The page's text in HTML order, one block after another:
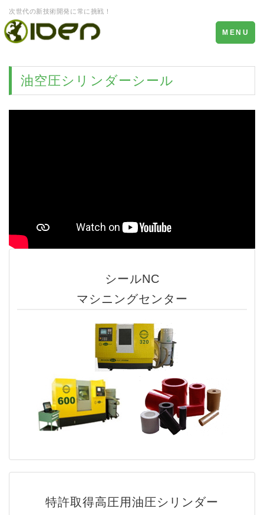
次世代の新技術開発に常に挑戦！
Toggle
navigation
MENU
油空圧シリンダーシール
シールNC
マシニングセンター
特許取得高圧用油圧シリンダー